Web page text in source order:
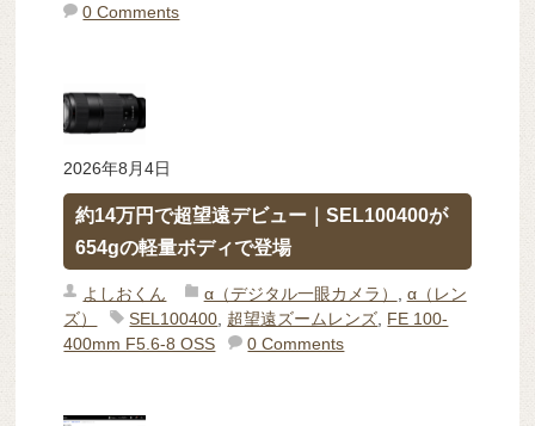
0 Comments
2026年8月4日
約14万円で超望遠デビュー｜SEL100400が
654gの軽量ボディで登場
よしおくん α（デジタル一眼カメラ）
α（レン
ズ）
SEL100400 超望遠ズームレンズ FE 100-
400mm F5.6-8 OSS
0 Comments